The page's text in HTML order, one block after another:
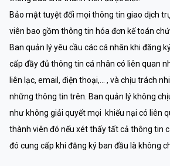
Bảo mật tuyệt đối mọi thông tin giao dịch
viên bao gồm thông tin hóa đơn kế toán
Ban quản lý yêu cầu các cá nhân khi đăng
cấp đầy đủ thông tin cá nhân có liên quan
liên lạc, email, điện thoại,… , và chịu trách
những thông tin trên. Ban quản lý không
như không giải quyết mọi khiếu nại có liên
thành viên đó nếu xét thấy tất cả thông tin
đó cung cấp khi đăng ký ban đầu là không